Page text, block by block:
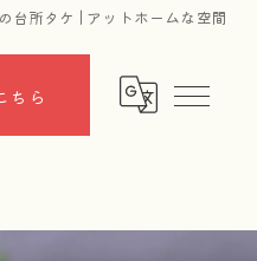
台所タケ | アットホームな空間
ちら